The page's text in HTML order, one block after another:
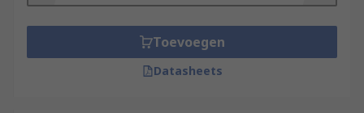
Toevoegen
Datasheets